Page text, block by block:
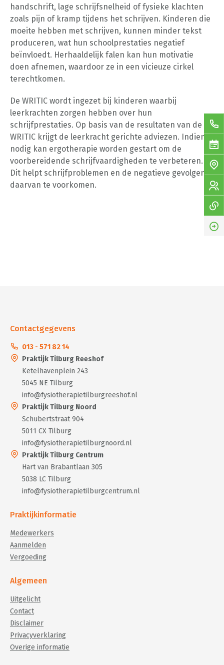
handschrift, lage schrijfsnelheid of fysieke klachten
zoals pijn of kramp tijdens het schrijven. Kinderen die
moeite hebben met schrijven, kunnen minder tekst
produceren, wat hun schoolprestaties negatief
beïnvloedt. Herhaaldelijk falen kan hun motivatie
doen afnemen, waardoor ze in een vicieuze cirkel
terechtkomen.
De WRITIC wordt ingezet bij kinderen waarbij
leerkrachten zorgen hebben over hun
schrijfprestaties. Op basis van de resultaten van de
WRITIC krijgt de leerkracht gerichte adviezen. Indien
nodig kan ergotherapie worden gestart om de
voorbereidende schrijfvaardigheden te verbeteren.
Dit helpt schrijfproblemen en de negatieve gevolgen
daarvan te voorkomen.
Contactgegevens
013 - 571 82 14
Praktijk Tilburg Reeshof
Ketelhavenplein 243
5045 NE Tilburg
info@fysiotherapietilburgreeshof.nl
Praktijk Tilburg Noord
Schubertstraat 904
5011 CX Tilburg
info@fysiotherapietilburgnoord.nl
Praktijk Tilburg Centrum
Hart van Brabantlaan 305
5038 LC Tilburg
info@fysiotherapietilburgcentrum.nl
Praktijkinformatie
Medewerkers
Aanmelden
Vergoeding
Algemeen
Uitgelicht
Contact
Disclaimer
Privacyverklaring
Overige informatie